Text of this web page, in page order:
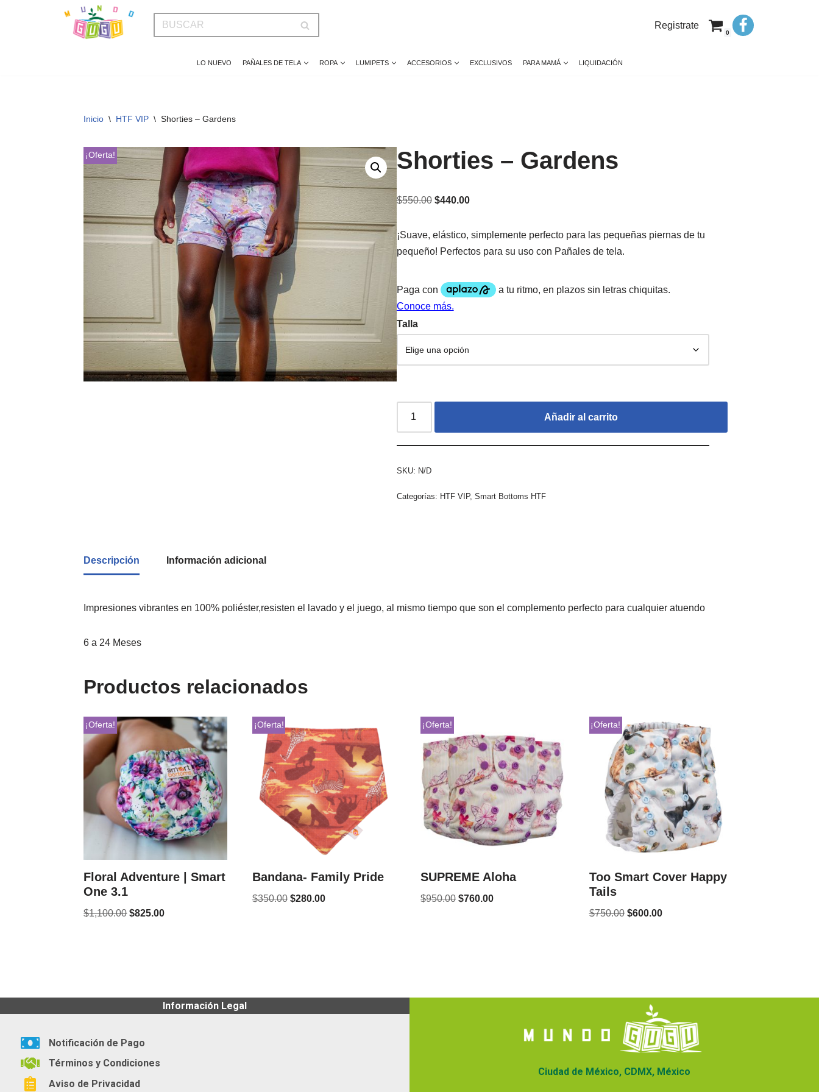
Registrate
0
LO NUEVO PAÑALES DE TELA ROPA LUMIPETS ACCESORIOS EXCLUSIVOS PARA MAMÁ LIQUIDACIÓN
Inicio \ HTF VIP \ Shorties – Gardens
¡Oferta! Shorties – Gardens
$550.00 $440.00
¡Suave, elástico, simplemente perfecto para las pequeñas piernas de tu
pequeño! Perfectos para su uso con Pañales de tela.
Talla
Añadir al carrito
SKU: N/D
Categorías: HTF VIP, Smart Bottoms HTF
Descripción Información adicional
Impresiones vibrantes en 100% poliéster,resisten el lavado y el juego, al mismo tiempo que son el complemento perfecto para cualquier atuendo
6 a 24 Meses
Productos relacionados
¡Oferta!
Floral Adventure | Smart
One 3.1
$1,100.00 $825.00
¡Oferta!
Bandana- Family Pride
$350.00 $280.00
¡Oferta!
SUPREME Aloha
$950.00 $760.00
¡Oferta!
Too Smart Cover Happy
Tails
$750.00 $600.00
Información Legal
Notificación de Pago
Términos y Condiciones
Aviso de Privacidad
Ciudad de México, CDMX, México